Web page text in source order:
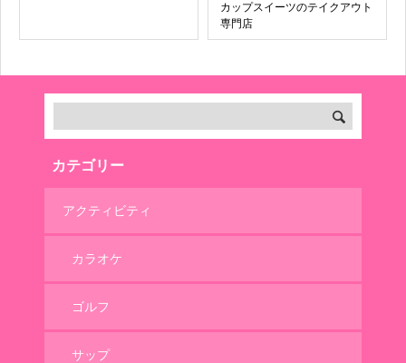
カップスイーツのテイクアウト
専門店
カテゴリー
アクティビティ
カラオケ
ゴルフ
サップ